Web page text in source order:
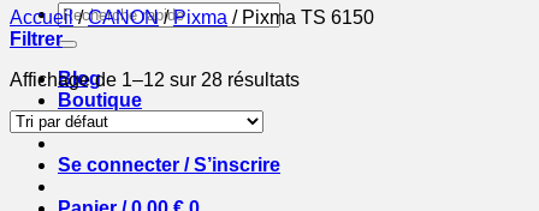
Recherche
pour :
Blog
Boutique
Contact
Se connecter / S’inscrire
Accueil / CANON / Pixma /Pixma TS 6150
Filtrer
Affichage de 1–12 sur 28 résultats